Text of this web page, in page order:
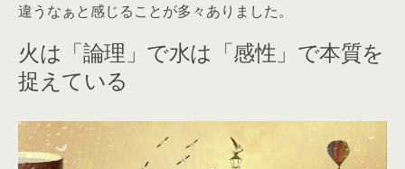
違うなぁと感じることが多々ありました。
火は「論理」で水は「感性」で本質を
捉えている